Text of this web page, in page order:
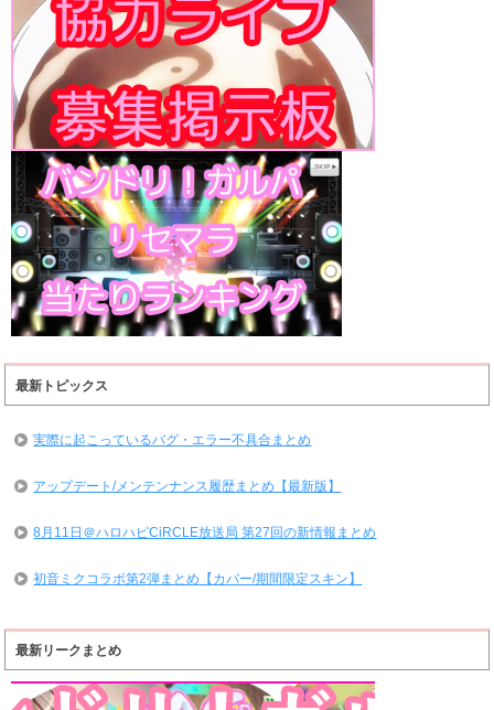
最新トピックス
実際に起こっているバグ・エラー不具合まとめ
アップデート/メンテンナンス履歴まとめ【最新版】
8月11日＠ハロハピCiRCLE放送局 第27回の新情報まとめ
初音ミクコラボ第2弾まとめ【カバー/期間限定スキン】
最新リークまとめ